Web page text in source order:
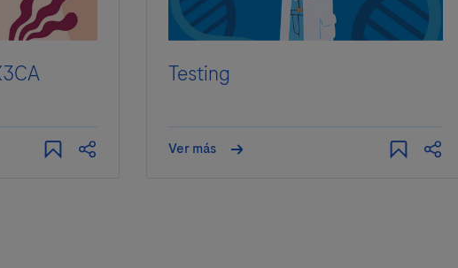
Testing
Ver más